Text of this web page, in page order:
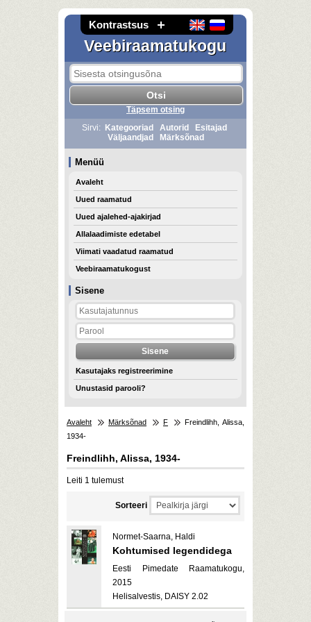
Kontrastsus
Veebiraamatukogu
Sisene
Kasutajaks registreerimine
Unustasid parooli?
Täpsem otsing
Sirvi:
Kategooriad Autorid
Esitajad
Väljaandjad
Märksõnad
Menüü
Avaleht
Uued raamatud
Uued ajalehed-ajakirjad
Allalaadimiste edetabel
Viimati vaadatud raamatud
Veebiraamatukogust
Avaleht Märksõnad F
Freindlihh, Alissa,
1934-
Freindlihh, Alissa, 1934-
Leiti 1 tulemust
Sorteeri
Normet-Saarna, Haldi
Kohtumised legendidega
Eesti Pimedate Raamatukogu,
2015
Helisalvestis, DAISY 2.02